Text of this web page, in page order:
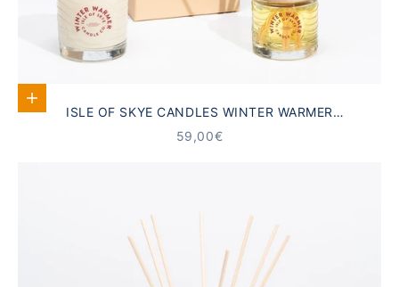
In den Warenkorb
ISLE OF SKYE CANDLES WINTER WARMER
GESCHENKSET
ANGEBOT
59,00€